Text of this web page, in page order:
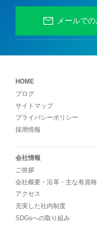
メールで
HOME
ブログ
サイトマップ
プライバシーポリシー
採用情報
会社情報
ご挨拶
会社概要・沿革・主な有資
アクセス
充実した社内制度
SDGsへの取り組み